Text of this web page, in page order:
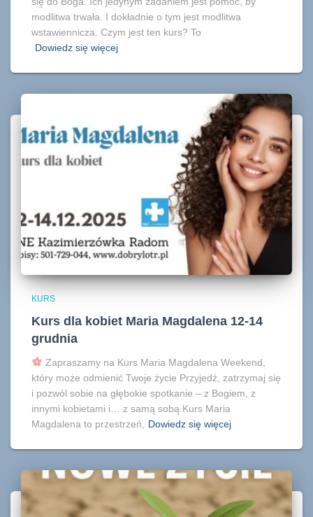
modlitwa trwała. I dokładnie o tym jest modlitwa
wstawiennicza. Czym jest ten kurs? To
Dowiedz się więcej
KURS
Kurs dla kobiet Maria Magdalena 12-14
grudnia
Zapraszamy na Kurs Maria Magdalena Weekend,
który może odmienić Twoje życie Przyjedź, zatrzymaj się
i pozwól sobie na głębokie spotkanie – z Bogiem, z
innymi kobietami i… z samą sobą.Kurs Maria
Magdalena to przestrzeń,
Dowiedz się więcej